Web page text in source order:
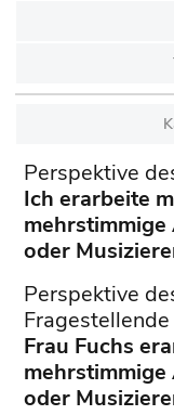
Perspektive
Ich erarbeite
oder
Perspektive
Frau Fuchs
oder